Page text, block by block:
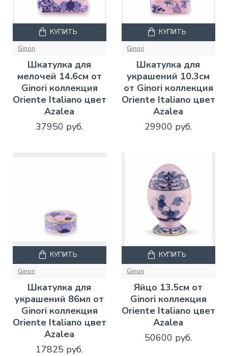
Ginori
Шкатулка для
мелочей 14.6см от
Ginori коллекция
Oriente Italiano цвет
Azalea
37950 руб.
КУПИТЬ
Ginori
Шкатулка для
украшений 10.3см
от Ginori коллекция
Oriente Italiano цвет
Azalea
29900 руб.
КУПИТЬ
Ginori
Шкатулка для
украшений 86мл от
Ginori коллекция
Oriente Italiano цвет
Azalea
17825 руб.
КУПИТЬ
Ginori
Яйцо 13.5см от
Ginori коллекция
Oriente Italiano цвет
Azalea
50600 руб.
КУПИТЬ